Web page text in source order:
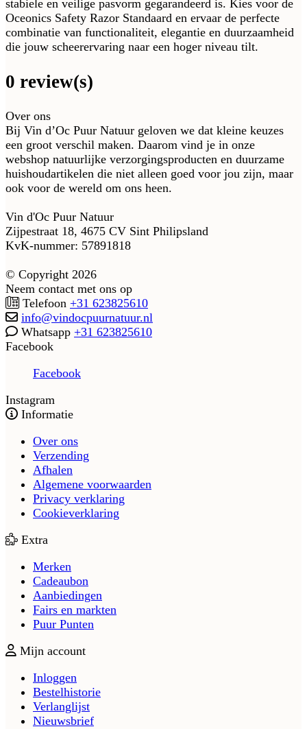
stabiele en veilige pasvorm gegarandeerd is. Kies voor de
Oceonics Safety Razor Standaard en ervaar de perfecte
combinatie van functionaliteit, elegantie en duurzaamheid
die jouw scheerervaring naar een hoger niveau tilt.
0 review(s)
Over ons
Bij Vin d’Oc Puur Natuur geloven we dat kleine keuzes
een groot verschil maken. Daarom vind je in onze
webshop natuurlijke verzorgingsproducten en duurzame
huishoudartikelen die niet alleen goed voor jou zijn, maar
ook voor de wereld om ons heen.
Vin d'Oc Puur Natuur
Zijpestraat 18, 4675 CV Sint Philipsland
KvK-nummer: 57891818
© Copyright 2026
Neem contact met ons op
Telefoon +31 623825610
info@vindocpuurnatuur.nl
Whatsapp +31 623825610
Facebook
Facebook
Instagram
Informatie
Over ons
Verzending
Afhalen
Algemene voorwaarden
Privacy verklaring
Cookieverklaring
Extra
Merken
Cadeaubon
Aanbiedingen
Fairs en markten
Puur Punten
Mijn account
Inloggen
Bestelhistorie
Verlanglijst
Nieuwsbrief